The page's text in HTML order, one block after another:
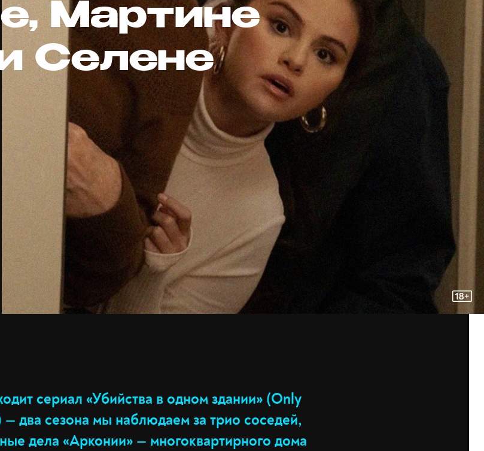
Мартине
Селене
сериал «Убийства в одном здании» (Only
два сезона мы наблюдаем за трио соседей,
дела «Арконии» — многоквартирного дома